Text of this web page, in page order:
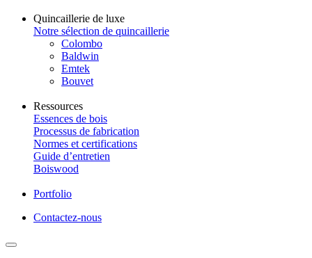
Quincaillerie de luxe
Notre sélection de quincaillerie
Colombo
Baldwin
Emtek
Bouvet
Ressources
Essences de bois
Processus de fabrication
Normes et certifications
Guide d’entretien
Boiswood
Portfolio
Contactez-nous